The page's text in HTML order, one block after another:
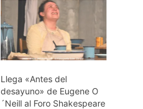
Llega «Antes del
desayuno» de Eugene O
´Neill al Foro Shakespeare